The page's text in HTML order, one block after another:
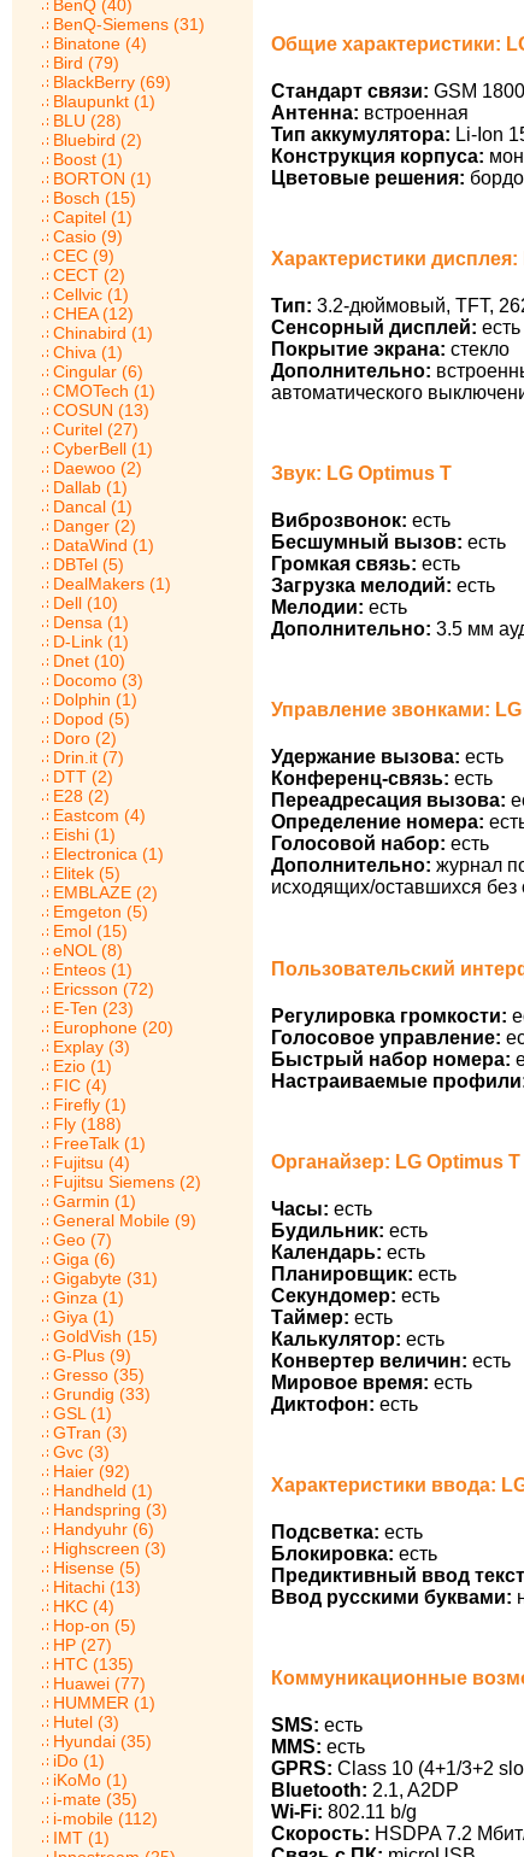
BenQ (40)
BenQ-Siemens (31)
Binatone (4)
Bird (79)
BlackBerry (69)
Blaupunkt (1)
BLU (28)
Bluebird (2)
Boost (1)
BORTON (1)
Bosch (15)
Capitel (1)
Casio (9)
CEC (9)
CECT (2)
Cellvic (1)
CHEA (12)
Chinabird (1)
Chiva (1)
Cingular (6)
CMOTech (1)
COSUN (13)
Curitel (27)
CyberBell (1)
Daewoo (2)
Dallab (1)
Dancal (1)
Danger (2)
DataWind (1)
DBTel (5)
DealMakers (1)
Dell (10)
Densa (1)
D-Link (1)
Dnet (10)
Docomo (3)
Dolphin (1)
Dopod (5)
Doro (2)
Drin.it (7)
DTT (2)
E28 (2)
Eastcom (4)
Eishi (1)
Electronica (1)
Elitek (5)
EMBLAZE (2)
Emgeton (5)
Emol (15)
eNOL (8)
Enteos (1)
Ericsson (72)
E-Ten (23)
Europhone (20)
Explay (3)
Ezio (1)
FIC (4)
Firefly (1)
Fly (188)
FreeTalk (1)
Fujitsu (4)
Fujitsu Siemens (2)
Garmin (1)
General Mobile (9)
Geo (7)
Giga (6)
Gigabyte (31)
Ginza (1)
Giya (1)
GoldVish (15)
G-Plus (9)
Gresso (35)
Grundig (33)
GSL (1)
GTran (3)
Gvc (3)
Haier (92)
Handheld (1)
Handspring (3)
Handyuhr (6)
Highscreen (3)
Hisense (5)
Hitachi (13)
HKC (4)
Hop-on (5)
HP (27)
HTC (135)
Huawei (77)
HUMMER (1)
Hutel (3)
Hyundai (35)
iDo (1)
iKoMo (1)
i-mate (35)
i-mobile (112)
IMT (1)
Общие характеристики:
Стандарт связи: GSM
Антенна: встроенная
Тип аккумулятора: Li-Ion
Конструкция корпуса:
Цветовые решения:
Характеристики дисплея:
Тип: 3.2-дюймовый, TFT,
Сенсорный дисплей: есть
Покрытие экрана: стекло
Дополнительно:
автоматического
Звук: LG Optimus T
Виброзвонок: есть
Бесшумный вызов: есть
Громкая связь: есть
Загрузка мелодий: есть
Мелодии: есть
Дополнительно: 3.5 мм
Управление звонками:
Удержание вызова: есть
Конференц-связь: есть
Переадресация вызова:
Определение номера:
Голосовой набор: есть
Дополнительно: журнал
исходящих/оставшихся без
Пользовательский
Регулировка громкости:
Голосовое управление:
Быстрый набор номера:
Настраиваемые
Органайзер: LG Optimus T
Часы: есть
Будильник: есть
Календарь: есть
Планировщик: есть
Секундомер: есть
Таймер: есть
Калькулятор: есть
Конвертер величин: есть
Мировое время: есть
Диктофон: есть
Характеристики ввода:
Подсветка: есть
Блокировка: есть
Предиктивный ввод
Ввод русскими буквами:
Коммуникационные
SMS: есть
MMS: есть
GPRS: Class 10 (4+1/3+2
Bluetooth: 2.1, A2DP
Wi-Fi: 802.11 b/g
Скорость: HSDPA 7.2